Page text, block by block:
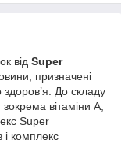
від Super
призначені
здоров’я. До складу
вітаміни A,
Super
і комплекс